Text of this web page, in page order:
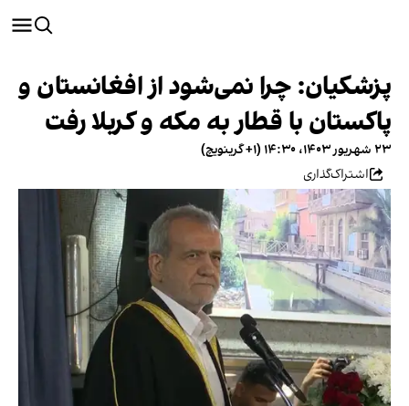
پزشکیان: چرا نمی‌شود از افغانستان و
پاکستان با قطار به مکه و کربلا رفت
۲۳ شهریور ۱۴۰۳، ۱۴:۳۰ (‎+۱ گرینویچ)
اشتراک‌گذاری